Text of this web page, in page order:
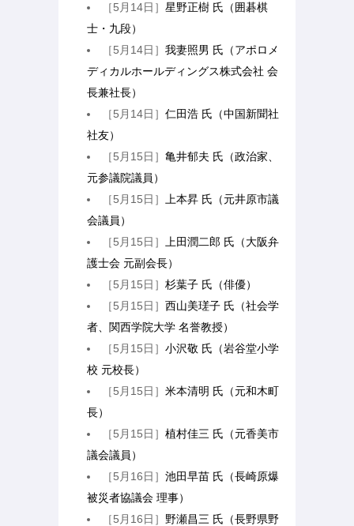
［5月14日］星野正樹 氏（囲碁棋
士・九段）
［5月14日］我妻照男 氏（アポロメ
ディカルホールディングス株式会社 会
長兼社長）
［5月14日］仁田浩 氏（中国新聞社
社友）
［5月15日］亀井郁夫 氏（政治家、
元参議院議員）
［5月15日］
上本昇 氏（元井原市議
会議員）
［5月15日］
上田潤二郎 氏（大阪弁
護士会 元副会長）
［5月15日］杉葉子 氏（俳優）
［5月15日］西山美瑳子 氏（社会学
者、関西学院大学 名誉教授）
［5月15日］小沢敬 氏（岩谷堂小学
校 元校長）
［5月15日］米本清明 氏（元和木町
長）
［5月15日］植村佳三 氏（元香美市
議会議員）
［5月16日］池田早苗 氏（長崎原爆
被災者協議会 理事）
［5月16日］ 野瀬昌三 氏（長野県野